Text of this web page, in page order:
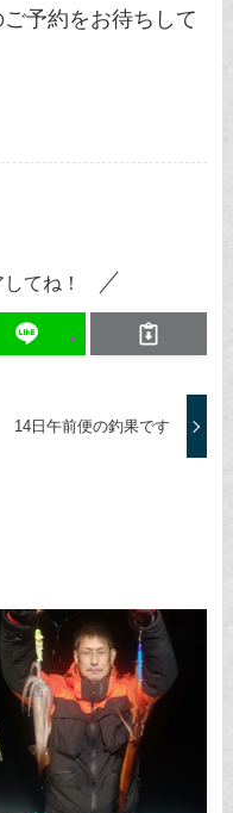
予約をお待ちして
てね！
14日午前便の釣果です